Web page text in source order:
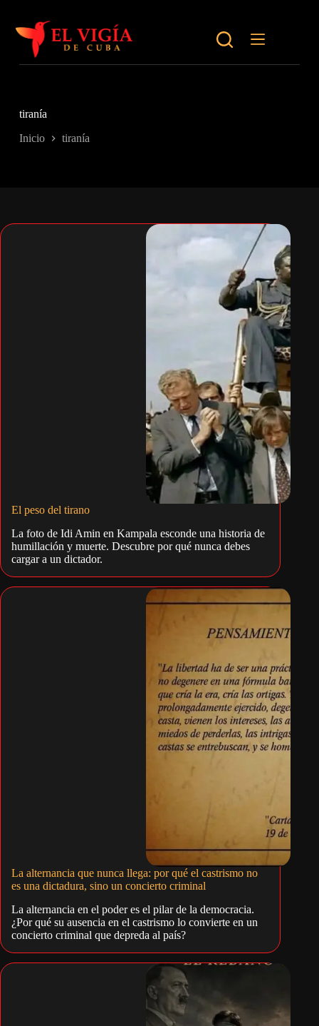
contenido
tiranía
Inicio tiranía
El peso del tirano
La foto de Idi Amin en Kampala esconde una historia de
humillación y muerte. Descubre por qué nunca debes
cargar a un dictador.
La alternancia que nunca llega: por qué el castrismo no
es una dictadura, sino un concierto criminal
La alternancia en el poder es el pilar de la democracia.
¿Por qué su ausencia en el castrismo lo convierte en un
concierto criminal que depreda al país?